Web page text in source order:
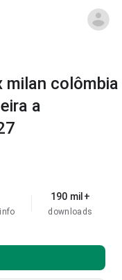
milan colômbia
a
info
190 mil+
downloads